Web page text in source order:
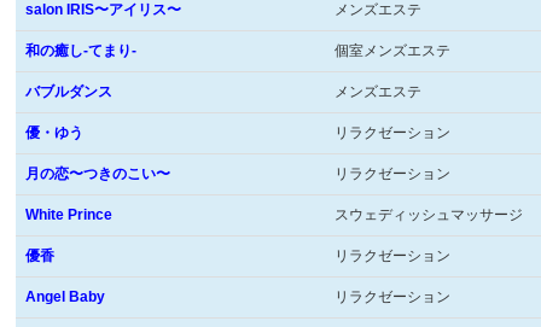
salon IRIS〜アイリス〜 メンズエステ
和の癒し-てまり- 個室メンズエステ
バブルダンス メンズエステ
優・ゆう リラクゼーション
月の恋〜つきのこい〜 リラクゼーション
White Prince スウェディッシュマッサージ
優香 リラクゼーション
Angel Baby リラクゼーション